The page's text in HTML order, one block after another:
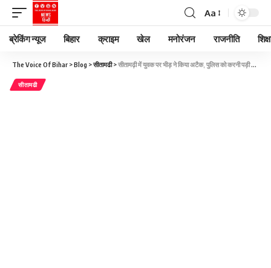
Aa
ब्रेकिंग न्यूज बिहार क्राइम खेल मनोरंजन राजनीति
The Voice Of Bihar >Blog >सीतामढी>सीतामढ़ी में युवक पर भीड़ ने किया अटैक, पुलिस को करनी पड़ी फायरिंग… जानें क्यों हुआ ऐसा?
सीतामढी